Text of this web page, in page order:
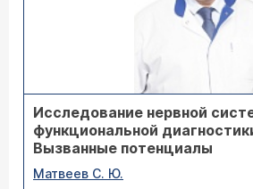
Исследование нервной
функциональной
Вызванные потенциалы
Матвеев С. Ю.